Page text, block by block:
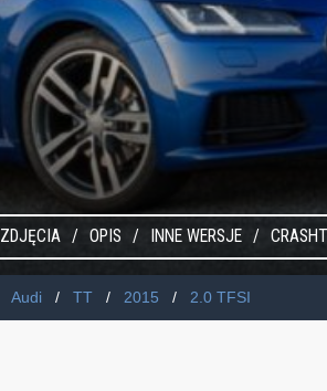
ZDJĘCIA OPIS INNE WERSJE
Audi TT 2015 2.0 TFSI